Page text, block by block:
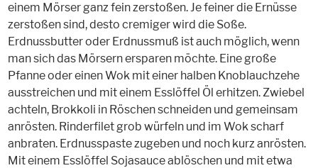
einem Mörser ganz fein zerstoßen. Je feiner die Ernüsse
zerstoßen sind, desto cremiger wird die Soße.
Erdnussbutter oder Erdnussmuß ist auch möglich, wenn
man sich das Mörsern ersparen möchte. Eine große
Pfanne oder einen Wok mit einer halben Knoblauchzehe
ausstreichen und mit einem Esslöffel Öl erhitzen. Zwiebel
achteln, Brokkoli in Röschen schneiden und gemeinsam
anrösten. Rinderfilet grob würfeln und im Wok scharf
anbraten. Erdnusspaste zugeben und noch kurz anrösten.
Mit einem Esslöffel Sojasauce ablöschen und mit etwa